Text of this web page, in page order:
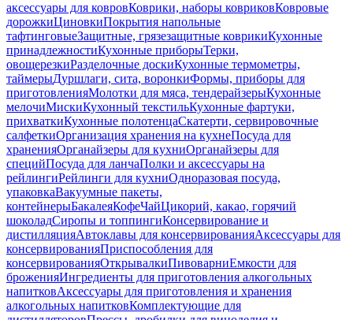
аксессуары для ковровКоврики, наборы ковриковКовровые
дорожкиЦиновкиПокрытия напольные
тафтинговыеЗащитные, грязезащитные коврикиКухонные
принадлежностиКухонные приборыТерки,
овощерезкиРазделочные доскиКухонные термометры,
таймерыДуршлаги, сита, воронкиФормы, приборы для
приготовленияМолотки для мяса, тендерайзерыКухонные
мелочиМискиКухонный текстильКухонные фартуки,
прихваткиКухонные полотенцаСкатерти, сервировочные
салфеткиОрганизация хранения на кухнеПосуда для
храненияОрганайзеры для кухниОрганайзеры для
специйПосуда для ланчаПолки и аксессуары на
рейлингиРейлинги для кухниОдноразовая посуда,
упаковкаВакуумные пакеты,
контейнерыБакалеяКофеЧайЦикорий, какао, горячий
шоколадСиропы и топпингиКонсервирование и
дистилляцияАвтоклавы для консервированияАксессуары для
консервированияПриспособления для
консервированияОткрывалкиПивоварниЕмкости для
броженияИнгредиенты для приготовления алкогольных
напитковАксессуары для приготовления и хранения
алкогольных напитковКомплектующие для